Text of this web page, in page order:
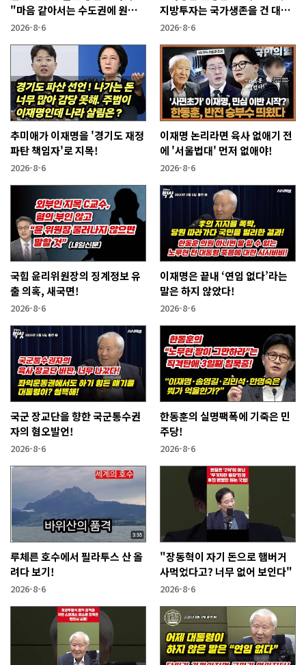
"마음 같아서는 수도권에 원전
짓고싶다"
2026-8-6
지방투자는 국가생존을 건 대전
략"
2026-8-6
추미애가 이재명을 '경기도 재정
파탄 책임자'로 지목!
2026-8-6
이재명 논리라면 육사 없애기 전
에 '서울법대' 먼저 없애야!
2026-8-6
국힘 윤리위원장의 징계정보 유
출 의혹, 새국면!
2026-8-6
이재명은 끝내 ‘연임 없다’라는
말은 하지 않았다!
2026-8-6
국군 장교단을 향한 국군통수권
자의 혐오발언!
2026-8-6
한동훈의 실명팩폭에 기죽은 민
주당!
2026-8-6
루체른 호수에서 필라투스 산 올
려다 보기!
2026-8-6
"장동혁이 자기 돈으로 햄버거
사먹었다고? 너무 없어 보인다"
2026-8-6